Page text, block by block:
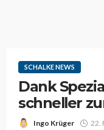
SCHALKE NEWS
Dank
schneller
Ingo Krüger 22.